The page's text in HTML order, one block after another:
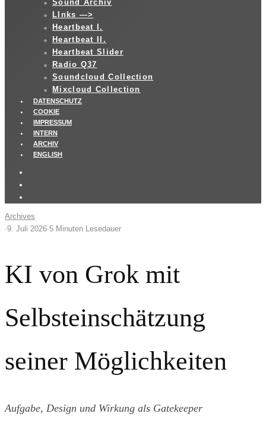
Sound Archiv
LInks —>
Heartbeat I.
Heartbeat II.
Heartbeat Slider
Radio Q37
Soundcloud Collection
Mixcloud Collection
DATENSCHUTZ
COOKIE
IMPRESSUM
INTERN
ARCHIV
ENGLISH
Archives
·9. Juli 2026·5 Minuten Lesedauer
KI von Grok mit
Selbsteinschätzung
seiner Möglichkeiten
Aufgabe, Design und Wirkung als Gatekeeper